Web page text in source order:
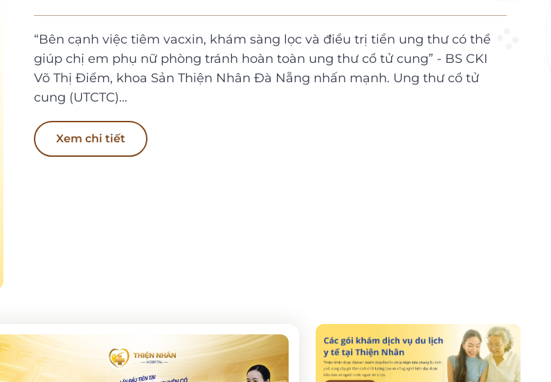
“Bên cạnh việc tiêm vacxin, khám sàng lọc và điều trị tiền ung thư có thể
giúp chị em phụ nữ phòng tránh hoàn toàn ung thư cổ tử cung” - BS CKI
Võ Thị Điểm, khoa Sản Thiện Nhân Đà Nẵng nhấn mạnh. Ung thư cổ tử
cung (UTCTC)...
Xem chi tiết